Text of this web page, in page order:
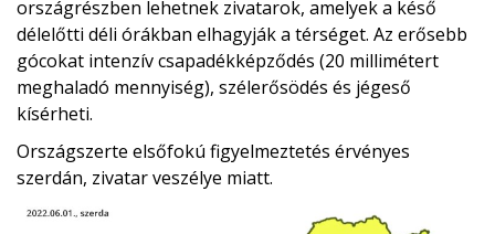
országrészben lehetnek zivatarok, amelyek a késő
délelőtti déli órákban elhagyják a térséget. Az erősebb
gócokat intenzív csapadékképződés (20 millimétert
meghaladó mennyiség), szélerősödés és jégeső
kísérheti.
Országszerte elsőfokú figyelmeztetés érvényes
szerdán, zivatar veszélye miatt.